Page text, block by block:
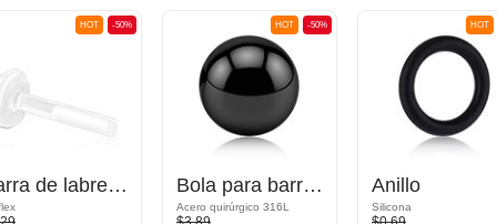
-50%
HOT
Barra de labret sin rosca "Push-fit" (bioflex, varios colores)
-50%
HOT
Bola para barras con rosca (acero quirúrgico, negro, acabado brillante)
Acero quirúrgico 316L
HOT
Anillo
Silicona